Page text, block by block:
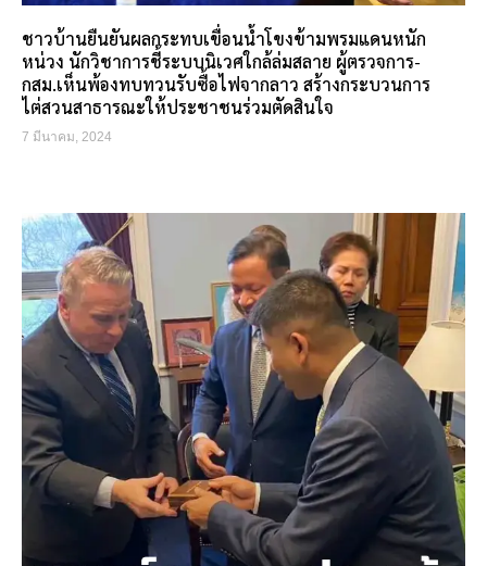
ชาวบ้านยืนยันผลกระทบเขื่อนน้ำโขงข้ามพรมแดนหนัก
หน่วง นักวิชาการชี้ระบบนิเวศใกล้ล่มสลาย ผู้ตรวจการ-
กสม.เห็นพ้องทบทวนรับซื้อไฟจากลาว สร้างกระบวนการ
ไต่สวนสาธารณะให้ประชาชนร่วมตัดสินใจ
7 มีนาคม, 2024